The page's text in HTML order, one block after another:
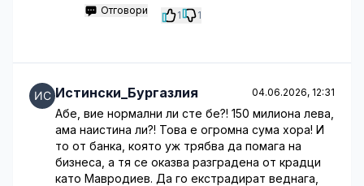
Отговори 1 1
Истински_Бургазлия 04.06.2026, 12:31
Абе, вие нормални ли сте бе?! 150 милиона лева,
ама наистина ли?! Това е огромна сума хора! И
то от банка, която уж трябва да помага на
бизнеса, а тя се оказва разградена от крадци
като Мавродиев. Да го екстрадират веднага,